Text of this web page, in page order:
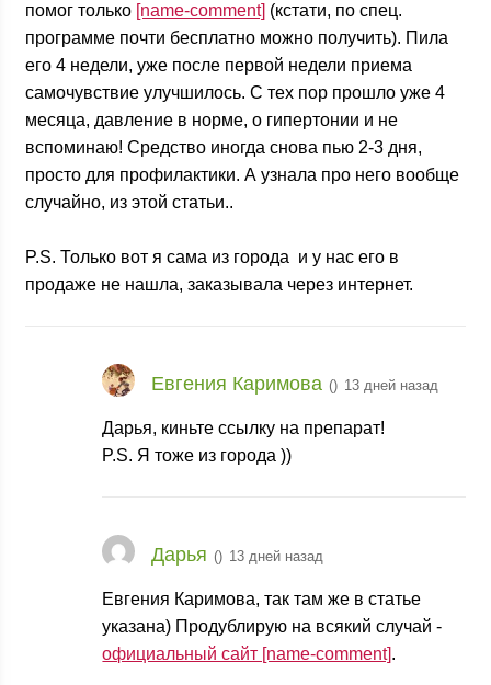
помог только [name-comment] (кстати, по спец.
программе почти бесплатно можно получить). Пила
его 4 недели, уже после первой недели приема
самочувствие улучшилось. С тех пор прошло уже 4
месяца, давление в норме, о гипертонии и не
вспоминаю! Средство иногда снова пью 2-3 дня,
просто для профилактики. А узнала про него вообще
случайно, из этой статьи..
P.S. Только вот я сама из города и у нас его в
продаже не нашла, заказывала через интернет.
Евгения Каримова () 13 дней назад
Дарья, киньте ссылку на препарат!
P.S. Я тоже из города))
Дарья () 13 дней назад
Евгения Каримова, так там же в статье
указана) Продублирую на всякий случай -
официальный сайт [name-comment].